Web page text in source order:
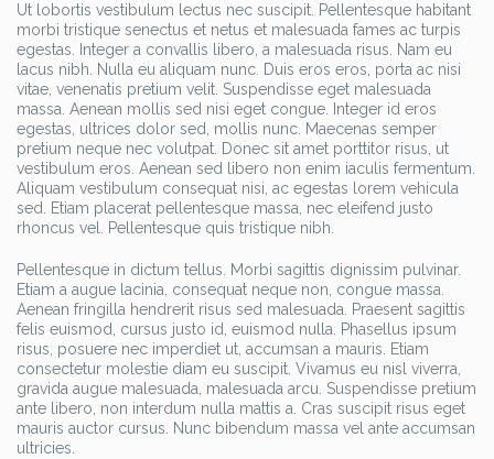
Ut lobortis vestibulum lectus nec suscipit. Pellentesque habitant
morbi tristique senectus et netus et malesuada fames ac turpis
egestas. Integer a convallis libero, a malesuada risus. Nam eu
lacus nibh. Nulla eu aliquam nunc. Duis eros eros, porta ac nisi
vitae, venenatis pretium velit. Suspendisse eget malesuada
massa. Aenean mollis sed nisi eget congue. Integer id eros
egestas, ultrices dolor sed, mollis nunc. Maecenas semper
pretium neque nec volutpat. Donec sit amet porttitor risus, ut
vestibulum eros. Aenean sed libero non enim iaculis fermentum.
Aliquam vestibulum consequat nisi, ac egestas lorem vehicula
sed. Etiam placerat pellentesque massa, nec eleifend justo
rhoncus vel. Pellentesque quis tristique nibh.
Pellentesque in dictum tellus. Morbi sagittis dignissim pulvinar.
Etiam a augue lacinia, consequat neque non, congue massa.
Aenean fringilla hendrerit risus sed malesuada. Praesent sagittis
felis euismod, cursus justo id, euismod nulla. Phasellus ipsum
risus, posuere nec imperdiet ut, accumsan a mauris. Etiam
consectetur molestie diam eu suscipit. Vivamus eu nisl viverra,
gravida augue malesuada, malesuada arcu. Suspendisse pretium
ante libero, non interdum nulla mattis a. Cras suscipit risus eget
mauris auctor cursus. Nunc bibendum massa vel ante accumsan
ultricies.